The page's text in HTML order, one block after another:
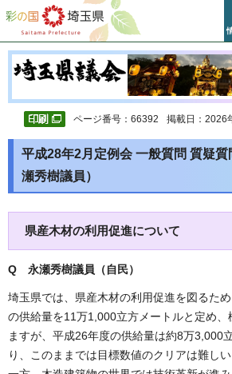
彩の国 埼玉県
ページ番号：66392 掲載日：2026
平成28年2月定例会 一般質問 質疑
瀬秀樹議員）
県産木材の利用促進について
Q 永瀬秀樹議員（自民）
埼玉県では、県産木材の利用促進を図るた
の供給量を11万1,000立方メートルと定め
ますが、平成26年度の供給量は約8万3,000
り、このままでは目標数値のクリアは難しい